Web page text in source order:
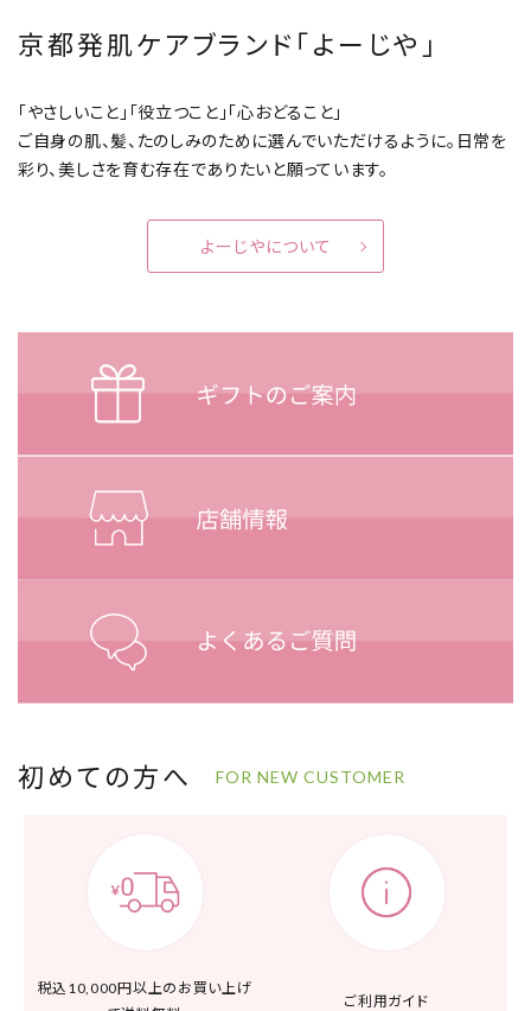
京都発肌ケアブランド「よーじや」
「やさしいこと」「役立つこと」「心おどること」
ご自身の肌、髪、たのしみのために選んでいただけるように。 日常を
彩り、美しさを育む存在でありたいと願っています。
よーじやについて
初めての方へ FOR NEW CUSTOMER
税込10,000円以上の お買い上げ
ご利用ガイド